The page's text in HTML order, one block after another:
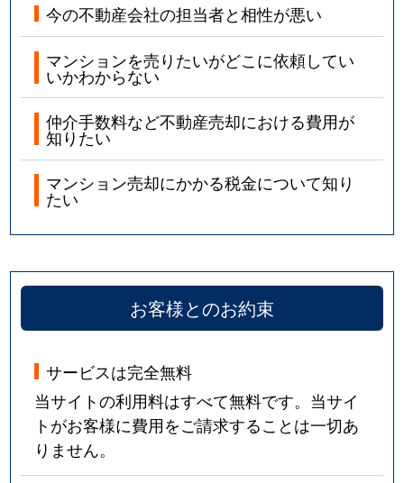
二俣
3,000万円 西船橋
徒歩13分
北方町
1,500万円 船橋法典
徒歩11分
北方町
2,200万円 船橋法典
徒歩10分
北方町
1,400万円 船橋法典
徒歩23分
本塩
5,600万円 妙典
徒歩9分
真間
5,200万円 市川
徒歩8分
真間
7,800万円 市川
徒歩8分
真間
4,600万円 市川
徒歩24分
真間
1,000万円
真間
7,500万円 市川
徒歩8分
湊新田
今の不動産会社の担当者と相性が悪い
マンションを売りたいがどこに依頼してい
いかわからない
仲介手数料など不動産売却における費用が
知りたい
マンション売却にかかる税金について知り
たい
お客様とのお約束
サービスは完全無料
当サイトの利用料はすべて無料です。当サイ
トがお客様に費用をご請求することは一切あ
りません。